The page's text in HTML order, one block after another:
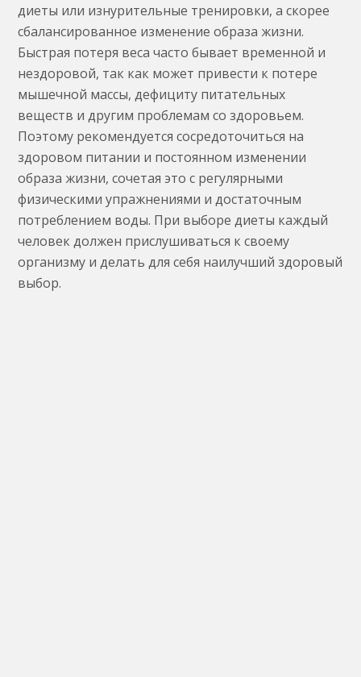
диеты или изнурительные тренировки, а скорее
сбалансированное изменение образа жизни.
Быстрая потеря веса часто бывает временной и
нездоровой, так как может привести к потере
мышечной массы, дефициту питательных
веществ и другим проблемам со здоровьем.
Поэтому рекомендуется сосредоточиться на
здоровом питании и постоянном изменении
образа жизни, сочетая это с регулярными
физическими упражнениями и достаточным
потреблением воды. При выборе диеты каждый
человек должен прислушиваться к своему
организму и делать для себя наилучший здоровый
выбор.